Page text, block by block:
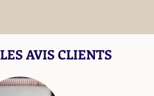
LES AVIS CLIENTS